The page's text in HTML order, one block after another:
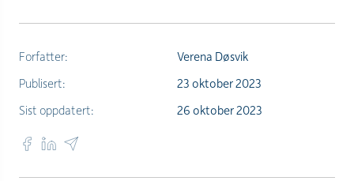
Forfatter:
Verena Døsvik
Publisert:
23 oktober 2023
Sist oppdatert:
26 oktober 2023